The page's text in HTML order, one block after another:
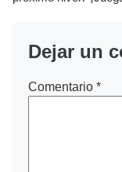
Dejar un
Comentario *